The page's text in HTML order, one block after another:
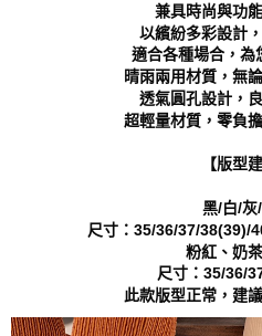
１．透過由恩沛科技股份有限公司提供
易，需依本服務之必要範圍內提供個人
權轉讓予恩沛科技股份有限公司。
２．關於個人資料處理事宜，請瀏覽以
https://aftee.tw/terms/#terms3
３．未成年的使用者請事先徵得法定代
時審查核予不同之上限額度；若仍有額
請求用戶進行身份認證。
５．嚴禁一人註冊多個帳號或使用他人
恩沛科技股份有限公司將有權停止該用
每筆NT$90，滿NT$999(含以上)免
兼具時尚與功
以繽紛多彩設計
適合各種場合，為
晴雨兩用材質，無
透氣圓孔設計，
超輕量材質，零負
【版型
黑/白/灰
尺寸：35/36/37/38(39)/
粉紅、奶
尺寸：35/36/
此款版型正常，建